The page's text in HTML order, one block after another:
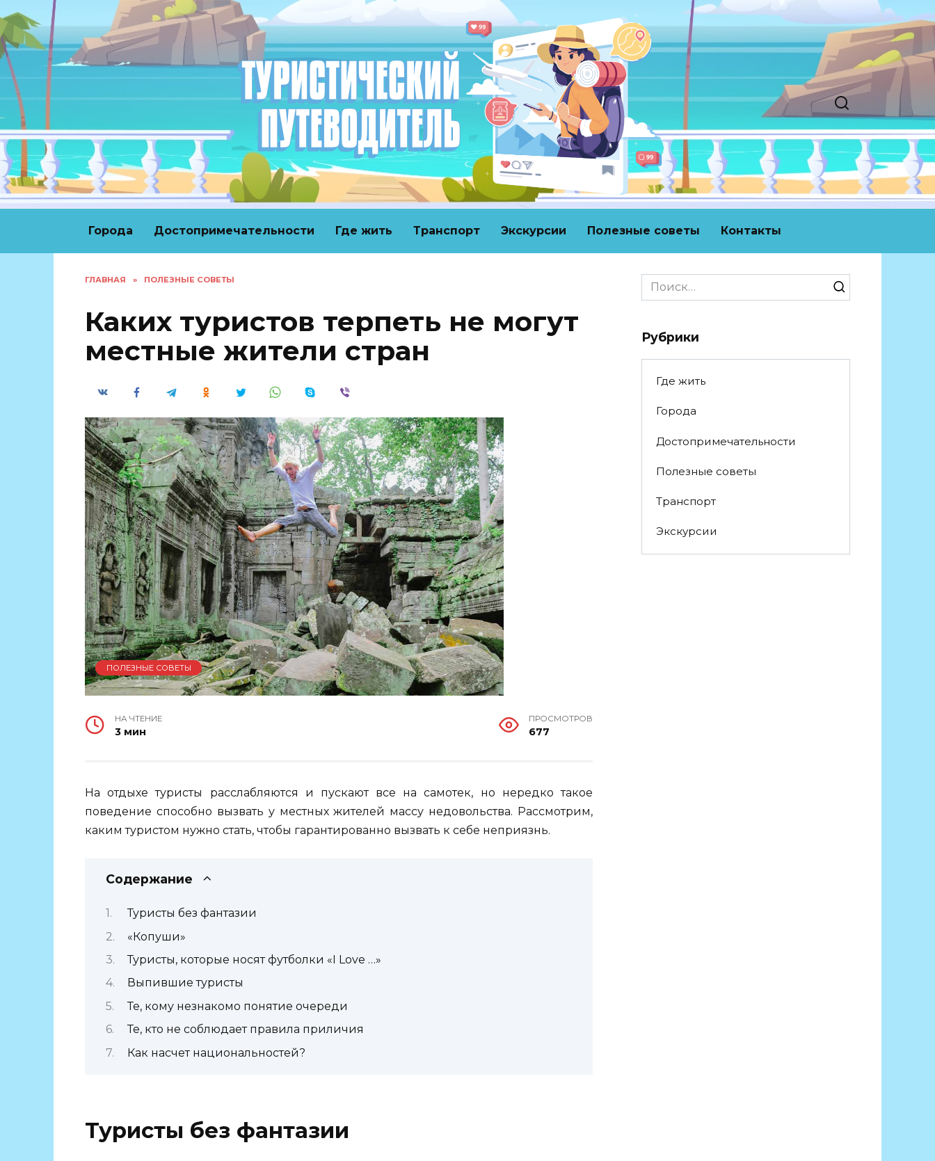
к
содержанию
Города Достопримечательности Где жить Транспорт Экскурсии Полезные советы Контакты
ГЛАВНАЯ » ПОЛЕЗНЫЕ СОВЕТЫ
Каких туристов терпеть не могут
местные жители стран
ПОЛЕЗНЫЕ СОВЕТЫ
НА ЧТЕНИЕ
3 мин
ПРОСМОТРОВ
677
На отдыхе туристы расслабляются и пускают все на самотек, но нередко такое
поведение способно вызвать у местных жителей массу недовольства. Рассмотрим,
каким туристом нужно стать, чтобы гарантированно вызвать к себе неприязнь.
Содержание
Туристы без фантазии
«Копуши»
Туристы, которые носят футболки «I Love …»
Выпившие туристы
Те, кому незнакомо понятие очереди
Те, кто не соблюдает правила приличия
Как насчет национальностей?
Туристы без фантазии
Search
for:
Рубрики
Где жить
Города
Достопримечательности
Полезные советы
Транспорт
Экскурсии